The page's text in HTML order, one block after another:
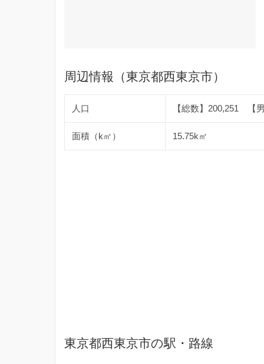
周辺情報（東京都西東京市）
人口 【総数】200,251 【
面積（k㎡） 15.75k㎡
東京都西東京市の駅・路線